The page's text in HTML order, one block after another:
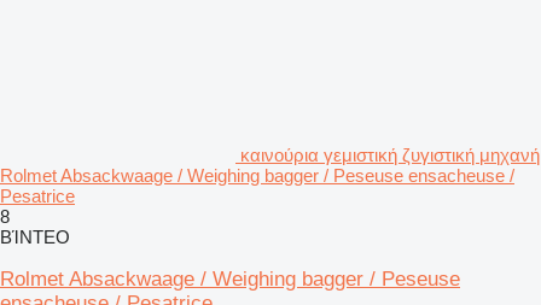
καινούρια γεμιστική ζυγιστική μηχανή
Rolmet Absackwaage / Weighing bagger / Peseuse ensacheuse /
Pesatrice
8
ΒΊΝΤΕΟ
Rolmet Absackwaage / Weighing bagger / Peseuse